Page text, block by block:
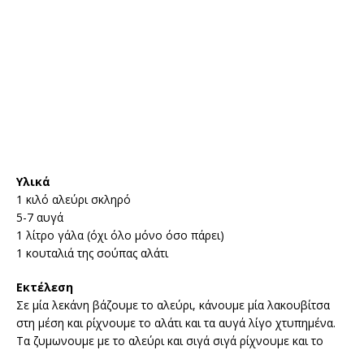
Υλικά
1 κιλό αλεύρι σκληρό
5-7 αυγά
1 λίτρο γάλα (όχι όλο μόνο όσο πάρει)
1 κουταλιά της σούπας αλάτι
Εκτέλεση
Σε μία λεκάνη βάζουμε το αλεύρι, κάνουμε μία λακουβίτσα
στη μέση και ρίχνουμε το αλάτι και τα αυγά λίγο χτυπημένα.
Τα ζυμωνουμε με το αλεύρι και σιγά σιγά ρίχνουμε και το